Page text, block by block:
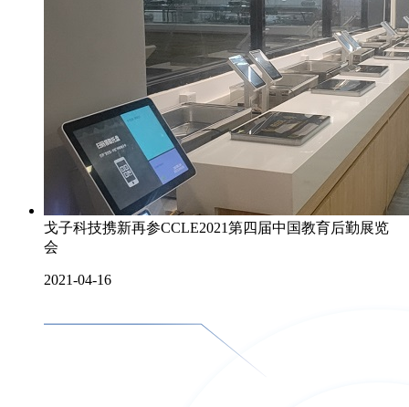
戈子科技携新再参CCLE2021第四届中国教育后勤展览
会
2021-04-16